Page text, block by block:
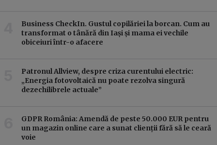
Business CheckIn. Gustul copilăriei la borcan. Cum au
transformat o tânără din Iași și mama ei vechile
obiceiuri într-o afacere
Patronul Allview, despre criza curentului electric:
„Energia fotovoltaică nu poate rezolva singură
dezechilibrele actuale”
GDPR România: Amendă de peste 50.000 EUR pentru
un magazin online care a sunat clienții fără să le ceară
voie